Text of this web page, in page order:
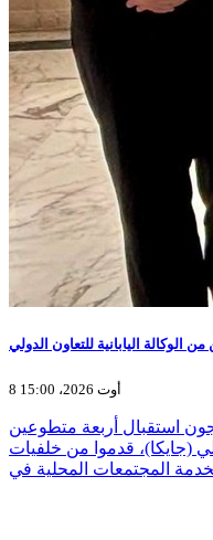
اليابانية للتعاون الدولي
8 أوت 2026، 15:00
جون استقبال أربعة متطوعين
(جايكا)، قدموا من خلفيات